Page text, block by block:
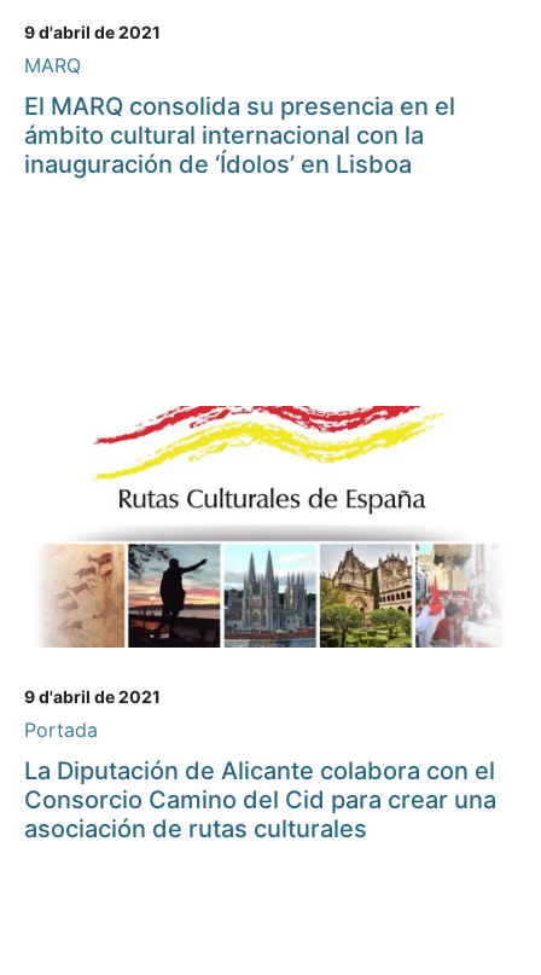
9 d'abril de 2021
MARQ
El MARQ consolida su presencia en el
ámbito cultural internacional con la
inauguración de ‘Ídolos’ en Lisboa
9 d'abril de 2021
Portada
La Diputación de Alicante colabora con el
Consorcio Camino del Cid para crear una
asociación de rutas culturales